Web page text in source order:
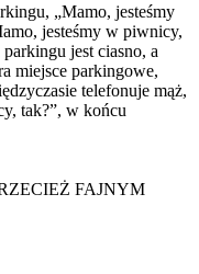
„Mamo, jesteśmy
jesteśmy w piwnicy,
jest ciasno, a
miejsce parkingowe,
telefonuje mąż,
tak?”, w końcu
FAJNYM